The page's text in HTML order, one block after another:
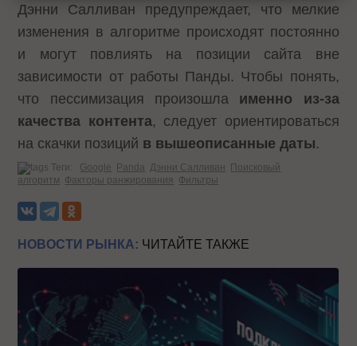
Дэнни Салливан предупреждает, что мелкие
изменения в алгоритме происходят постоянно
и могут повлиять на позиции сайта вне
зависимости от работы Панды. Чтобы понять,
что пессимизация произошла именно из-за
качества контента, следует ориентироваться
на скачки позиций в вышеописанные даты.
Теги: Google Panda Дэнни Салливан Поисковый
алгоритм Факторы ранжирования Фильтры
НОВОСТИ РЫНКА: ЧИТАЙТЕ ТАКЖЕ